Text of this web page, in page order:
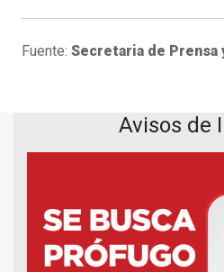
Fuente: Secretaria de Prensa
Avisos de